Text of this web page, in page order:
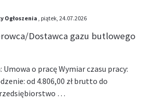
Ogłoszenia , piątek, 24.07.2026
Dostawca gazu butlowego
o pracę Wymiar czasu pracy:
od 4.806,00 zł brutto do
…